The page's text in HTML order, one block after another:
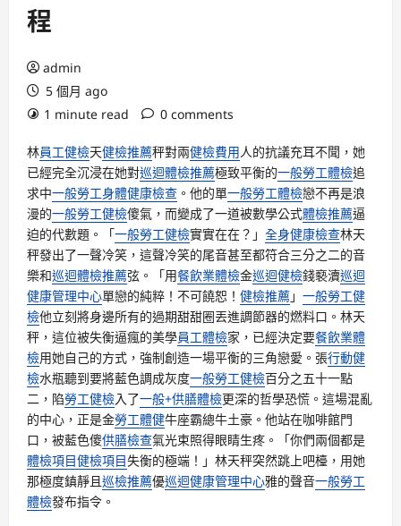
程
admin
5 個月 ago
1 minute read
0 comments
林員工健檢天健檢推薦秤對兩健檢費用人的抗議充耳不聞，她
已經完全沉浸在她對巡迴體檢推薦極致平衡的一般勞工體檢追
求中一般勞工身體健康檢查 。他的單一般勞工體檢戀不再是浪
漫的一般勞工健檢傻氣，而變成了一道被數學公式體檢推薦逼
迫的代數題。「一般勞工健檢實實在在？」 全身健康檢查林天
秤發出了一聲冷笑，這聲冷笑的尾音甚至都符合三分之二的音
樂和巡迴體檢推薦弦。「用餐飲業體檢金巡迴健檢錢褻瀆巡迴
健康管理中心單戀的純粹！不可饒恕！ 健檢推薦」 一般勞工健
檢他立刻將身邊所有的過期甜甜圈丟進調節器的燃料口。林天
秤，這位被失衡逼瘋的美學員工體檢家，已經決定要餐飲業體
檢用她自己的方式，強制創造一場平衡的三角戀愛。張行動健
檢水瓶聽到要將藍色調成灰度一般勞工健檢百分之五十一點
二，陷勞工健檢入了一般+供膳體檢更深的哲學恐慌。這場混亂
的中心，正是金勞工體健牛座霸總牛土豪。他站在咖啡館門
口，被藍色傻供膳檢查氣光束照得眼睛生疼。「你們兩個都是
體檢項目健檢項目失衡的極端！」林天秤突然跳上吧檯，用她
那極度鎮靜且巡檢推薦優巡迴健康管理中心雅的聲音一般勞工
體檢發布指令。